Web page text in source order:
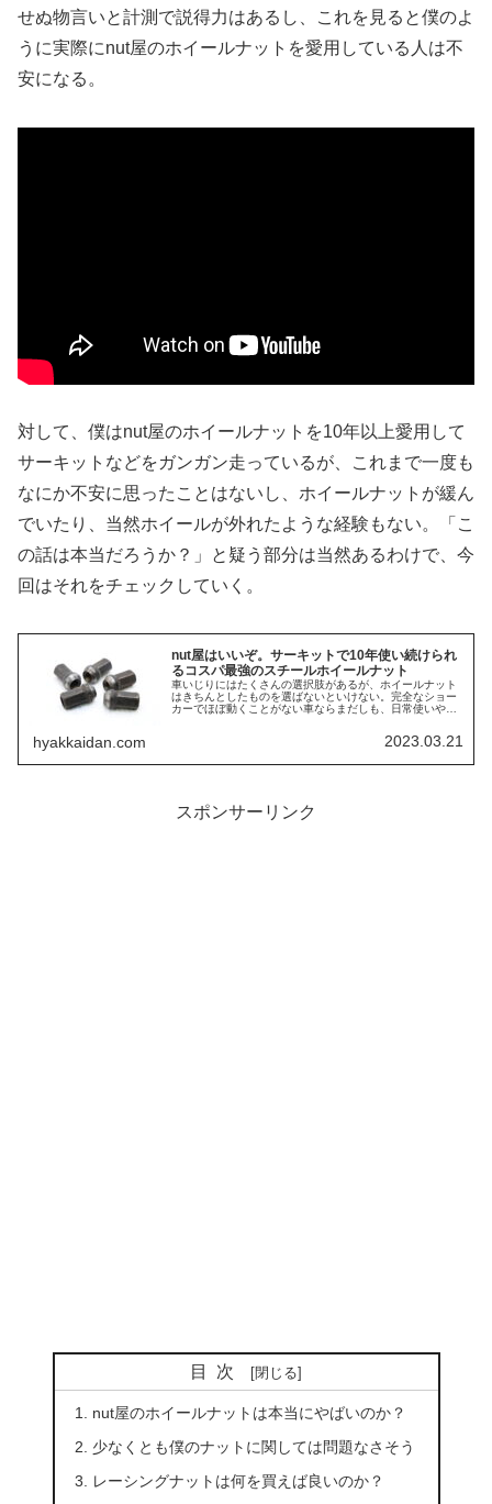
せぬ物言いと計測で説得力はあるし、これを見ると僕のよ
うに実際にnut屋のホイールナットを愛用している人は不
安になる。
対して、僕はnut屋のホイールナットを10年以上愛用して
サーキットなどをガンガン走っているが、これまで一度も
なにか不安に思ったことはないし、ホイールナットが緩ん
でいたり、当然ホイールが外れたような経験もない。「こ
の話は本当だろうか？」と疑う部分は当然あるわけで、今
回はそれをチェックしていく。
nut屋はいいぞ。サーキットで10年使い続けられ
るコスパ最強のスチールホイールナット
車いじりにはたくさんの選択肢があるが、ホイールナット
はきちんとしたものを選ばないといけない。完全なショー
カーでほぼ動くことがない車ならまだしも、日常使いやサ
hyakkaidan.com 2023.03.21
スポンサーリンク
目次
nut屋のホイールナットは本当にやばいのか？
少なくとも僕のナットに関しては問題なさそう
レーシングナットは何を買えば良いのか？